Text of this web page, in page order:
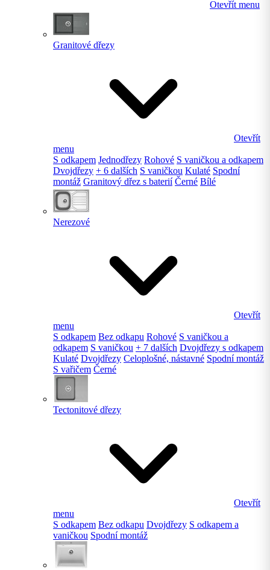
Otevřít menu
Granitové dřezy
Otevřít
menu
S odkapem Jednodřezy Rohové S vaničkou a odkapem
Dvojdřezy + 6 dalších S vaničkou Kulaté Spodní
montáž Granitový dřez s baterií Černé Bílé
Nerezové
Otevřít
menu
S odkapem Bez odkapu Rohové S vaničkou a
odkapem S vaničkou + 7 dalších Dvojdřezy s odkapem
Kulaté Dvojdřezy Celoplošné, nástavné Spodní montáž
S vařičem Černé
Tectonitové dřezy
Otevřít
menu
S odkapem Bez odkapu Dvojdřezy S odkapem a
vaničkou Spodní montáž